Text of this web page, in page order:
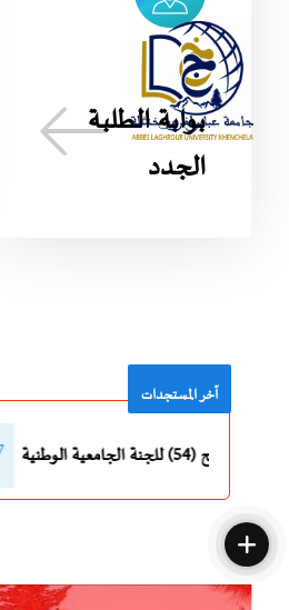
بوابة الطلبة
الجدد
آخر المستجدات
تمديد آجال إيداع ملفات الترشح (54) للجنة الجامعية الوطنية